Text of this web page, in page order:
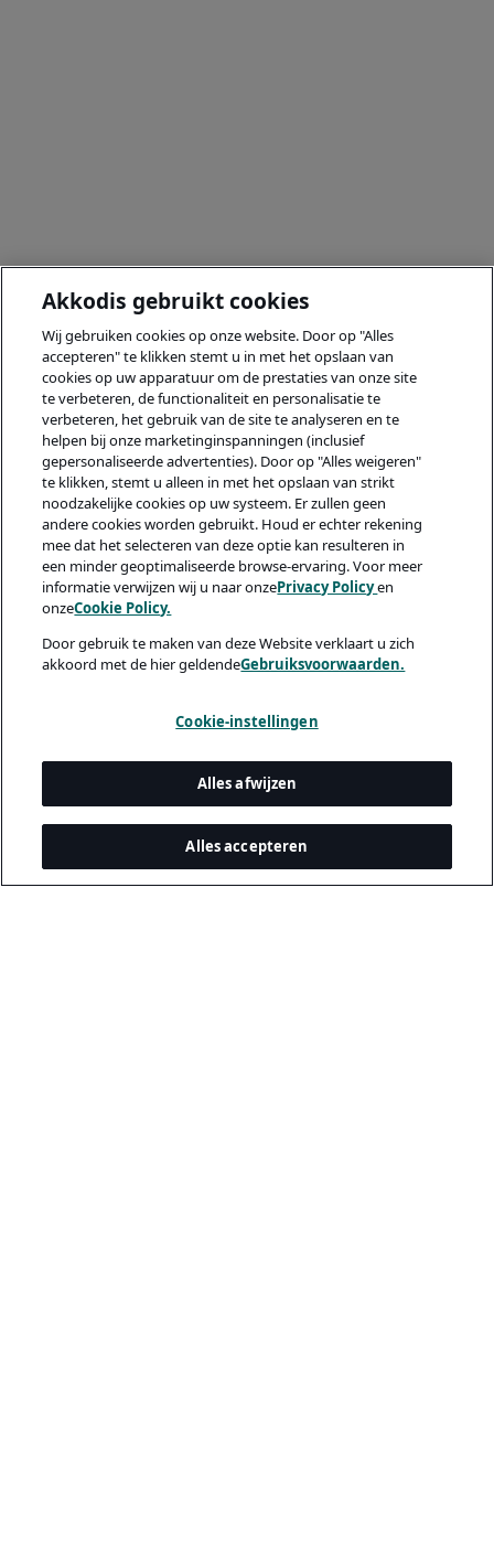
Akkodis gebruikt cookies
Wij gebruiken cookies op onze website. Door op "Alles
accepteren" te klikken stemt u in met het opslaan van
cookies op uw apparatuur om de prestaties van onze site
te verbeteren, de functionaliteit en personalisatie te
verbeteren, het gebruik van de site te analyseren en te
helpen bij onze marketinginspanningen (inclusief
gepersonaliseerde advertenties). Door op "Alles weigeren"
te klikken, stemt u alleen in met het opslaan van strikt
noodzakelijke cookies op uw systeem. Er zullen geen
andere cookies worden gebruikt. Houd er echter rekening
mee dat het selecteren van deze optie kan resulteren in
een minder geoptimaliseerde browse-ervaring. Voor meer
informatie verwijzen wij u naar onzePrivacy Policyen
onzeCookie Policy.
Door gebruik te maken van deze Website verklaart u zich
akkoord met de hier geldendeGebruiksvoorwaarden.
Cookie-instellingen
Alles afwijzen
Alles accepteren